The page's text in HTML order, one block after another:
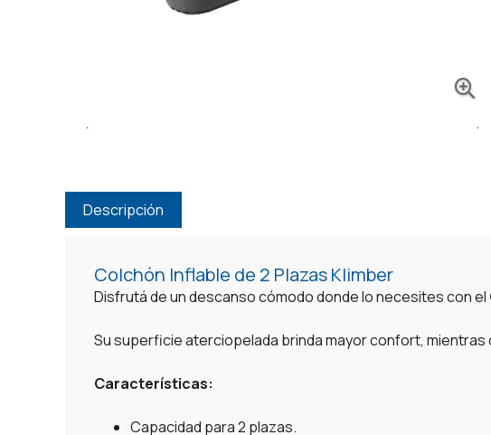
Descripción
Colchón Inflable de 2 Plazas Klimber
Disfrutá de un descanso cómodo donde lo necesites con el
Su superficie aterciopelada brinda mayor confort,
Características:
Capacidad para 2 plazas.